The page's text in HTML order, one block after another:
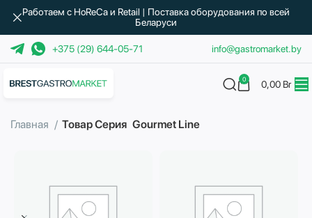
+375 (29) 644-05-71 info@gastromarket.by
0 0,00 Br
Главная Товар Серия Gourmet Line
Работаем с HoReCa и Retail | Поставка оборудования по всей
Беларуси